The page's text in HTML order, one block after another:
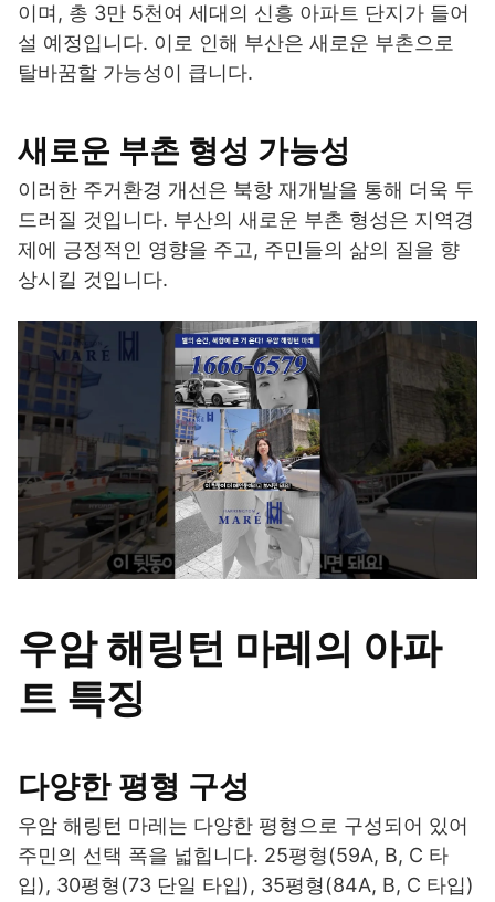
이며, 총 3만 5천여 세대의 신흥 아파트 단지가 들어
설 예정입니다. 이로 인해 부산은 새로운 부촌으로
탈바꿈할 가능성이 큽니다.
새로운 부촌 형성 가능성
이러한 주거환경 개선은 북항 재개발을 통해 더욱 두
드러질 것입니다. 부산의 새로운 부촌 형성은 지역경
제에 긍정적인 영향을 주고, 주민들의 삶의 질을 향
상시킬 것입니다.
우암 해링턴 마레의 아파
트 특징
다양한 평형 구성
우암 해링턴 마레는 다양한 평형으로 구성되어 있어
주민의 선택 폭을 넓힙니다. 25평형(59A, B, C 타
입), 30평형(73 단일 타입), 35평형(84A, B, C 타입)